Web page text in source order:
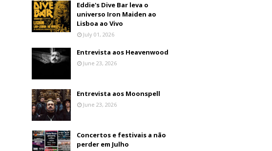
Eddie's Dive Bar leva o
universo Iron Maiden ao
Lisboa ao Vivo
July 01, 2026
Entrevista aos Heavenwood
June 23, 2026
Entrevista aos Moonspell
June 23, 2026
Concertos e festivais a não
perder em Julho